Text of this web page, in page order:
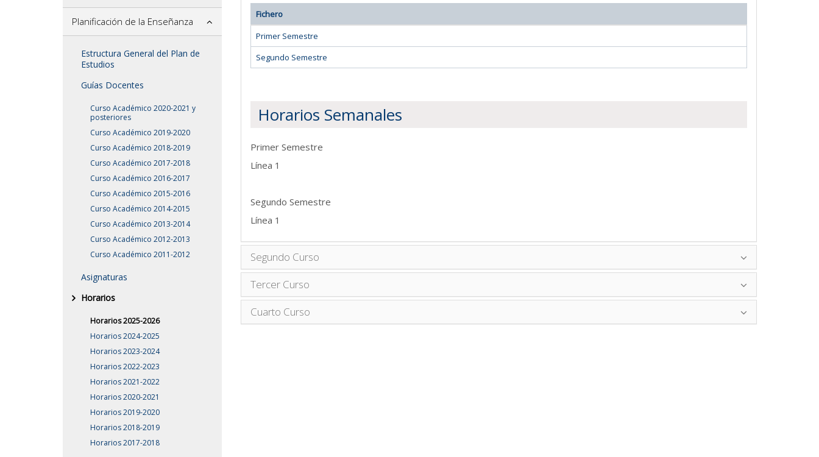
Planificación de la Enseñanza
Estructura General del Plan de
Estudios
Guías Docentes
Curso Académico 2020-2021 y
posteriores
Curso Académico 2019-2020
Curso Académico 2018-2019
Curso Académico 2017-2018
Curso Académico 2016-2017
Curso Académico 2015-2016
Curso Académico 2014-2015
Curso Académico 2013-2014
Curso Académico 2012-2013
Curso Académico 2011-2012
Asignaturas
Horarios
Horarios 2025-2026
Horarios 2024-2025
Horarios 2023-2024
Horarios 2022-2023
Horarios 2021-2022
Horarios 2020-2021
Horarios 2019-2020
Horarios 2018-2019
Horarios 2017-2018
Fichero
Primer Semestre
Segundo Semestre
Horarios Semanales
Primer Semestre
Línea 1
Segundo Semestre
Línea 1
Segundo Curso
Tercer Curso
Cuarto Curso